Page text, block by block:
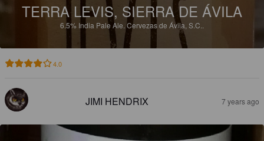
TERRA LEVIS, SIERRA DE ÁVILA
6.5% India Pale Ale.Cervezas de Ávila, S.C..
4.0
JIMI HENDRIX 7 years ago